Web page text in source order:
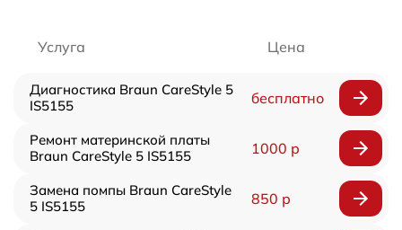
Услуга Цена
Диагностика Braun CareStyle 5
IS5155
бесплатно
Ремонт материнской платы
Braun CareStyle 5 IS5155
1000 р
Замена помпы Braun CareStyle
5 IS5155
850 р